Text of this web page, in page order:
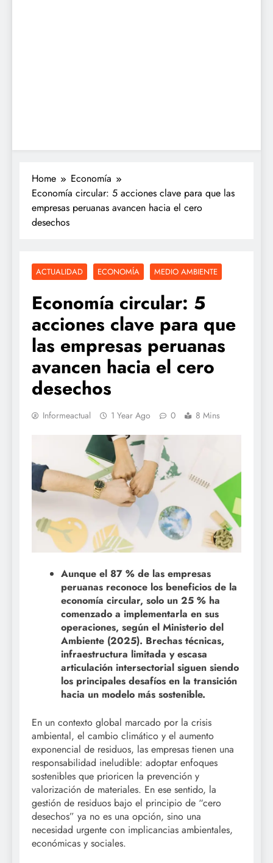
Home
Economía
Economía circular: 5 acciones clave para que las
empresas peruanas avancen hacia el cero
desechos
ACTUALIDAD ECONOMÍA MEDIO AMBIENTE
Economía circular: 5
acciones clave para que
las empresas peruanas
avancen hacia el cero
desechos
Informeactual 1 Year Ago 0 8 Mins
Aunque el 87 % de las empresas
peruanas reconoce los beneficios de la
economía circular, solo un 25 % ha
comenzado a implementarla en sus
operaciones, según el Ministerio del
Ambiente (2025). Brechas técnicas,
infraestructura limitada y escasa
articulación intersectorial siguen siendo
los principales desafíos en la transición
hacia un modelo más sostenible.
En un contexto global marcado por la crisis
ambiental, el cambio climático y el aumento
exponencial de residuos, las empresas tienen una
responsabilidad ineludible: adoptar enfoques
sostenibles que prioricen la prevención y
valorización de materiales. En ese sentido, la
gestión de residuos bajo el principio de “cero
desechos” ya no es una opción, sino una
necesidad urgente con implicancias ambientales,
económicas y sociales.